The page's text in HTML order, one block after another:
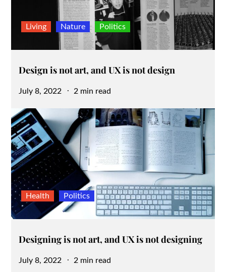
Living Nature Politics
Design is not art, and UX is not design
Posted
July 8, 2022 2 min read
Health Politics
Designing is not art, and UX is not designing
Posted
July 8, 2022 2 min read